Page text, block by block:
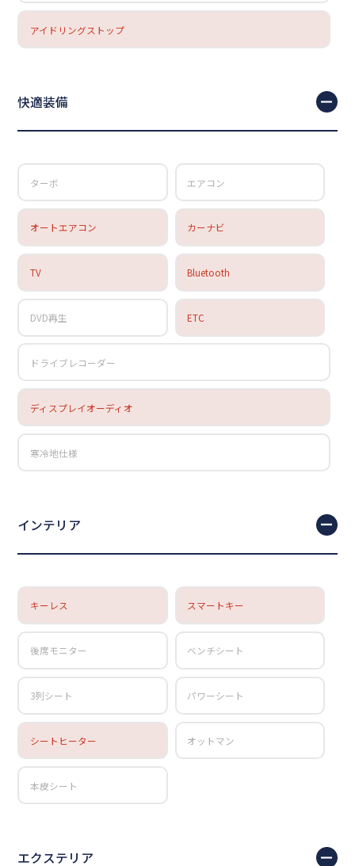
アイドリングストップ
快適装備
ターボ エアコン
オートエアコン カーナビ
TV Bluetooth
DVD再生 ETC
ドライブレコーダー
ディスプレイオーディオ
寒冷地仕様
インテリア
キーレス スマートキー
後席モニター ベンチシート
3列シート パワーシート
シートヒーター オットマン
本皮シート
エクステリア